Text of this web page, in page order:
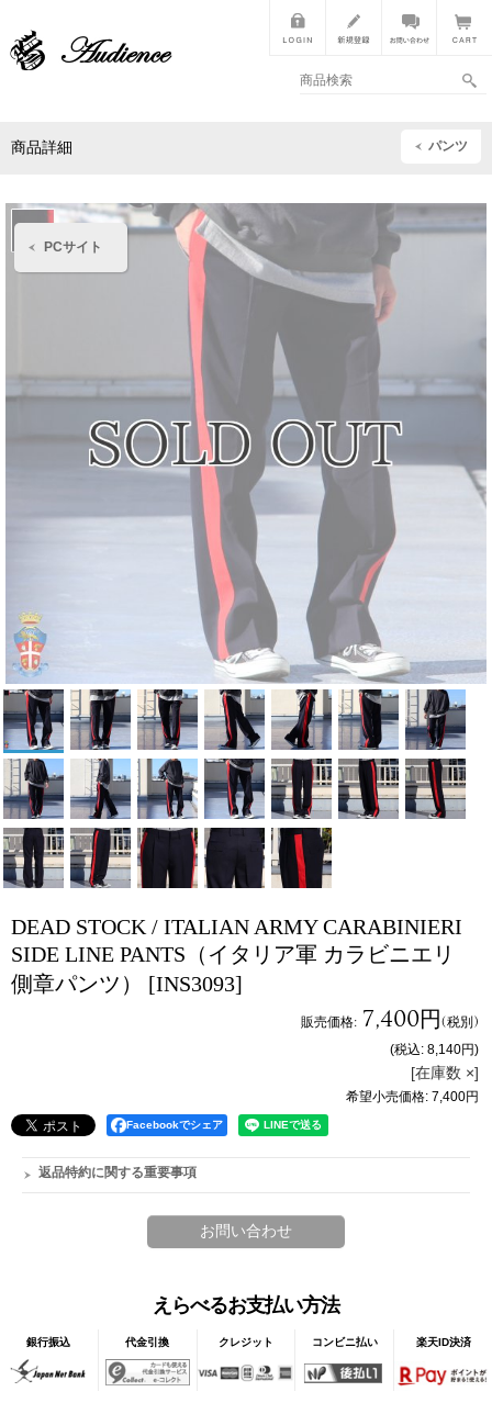
PCサイト
商品詳細 パンツ
DEAD STOCK / ITALIAN ARMY CARABINIERI
SIDE LINE PANTS（イタリア軍 カラビニエリ
側章パンツ） [INS3093]
販売価格: 7,400円(税別)
(税込: 8,140円)
[在庫数 ×]
希望小売価格: 7,400円
Facebookでシェア
返品特約に関する重要事項
えらべるお支払い方法
銀行振込 代金引換 クレジット コンビニ払い 楽天ID決済